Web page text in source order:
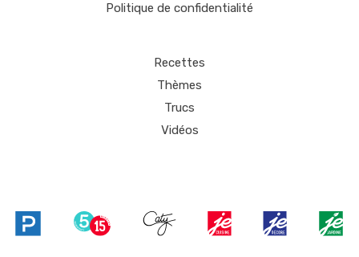
Politique de confidentialité
Recettes
Thèmes
Trucs
Vidéos